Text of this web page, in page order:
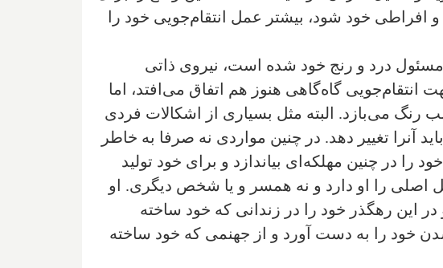
خود شود، بیشتر عمل انتقام‌جویی خود را
درد و رنج خود شده است، نیروی ذاتی
انتقام‌جویی گاه‌گاهی هنوز هم اتفاق می‌افتد، اما
رنگ می‌بازد. البته مثل بسیاری از اشکالات فردی
تغییر دهد. در چنین مواردی نه صرفا به خاطر
در چنین مهلکه‌ای بیاندازد و برای خود تولید
اصلی را او دارد و نه همسر و یا شخص دیگری. او
رهگذر خود را در زندانی که خود ساخته
خود را به دست آورد و از جهنمی که خود ساخته